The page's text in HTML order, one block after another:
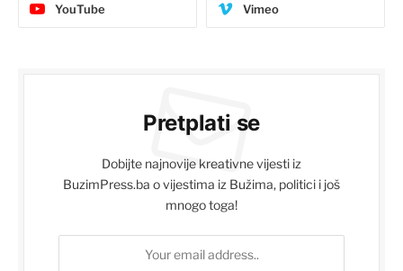
YouTube Vimeo
Pretplati se
Dobijte najnovije kreativne vijesti iz
BuzimPress.ba o vijestima iz Bužima, politici i još
mnogo toga!